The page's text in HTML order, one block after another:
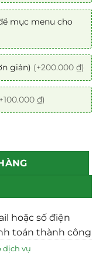
mục menu cho
giản) (+200.000 ₫)
₫)
số lượng
hoặc số điện
toán thành công
dịch vụ